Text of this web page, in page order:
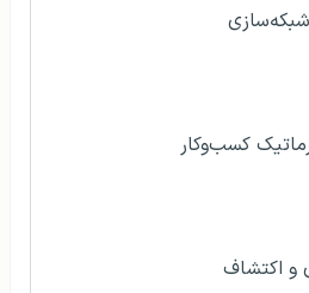
شبکه‌سازی
کسب‌وکار
و اکتشاف